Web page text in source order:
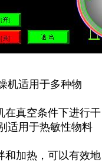
机适用于多种物
在真空条件下进行干
适用于热敏性物料
和加热，可以有效地